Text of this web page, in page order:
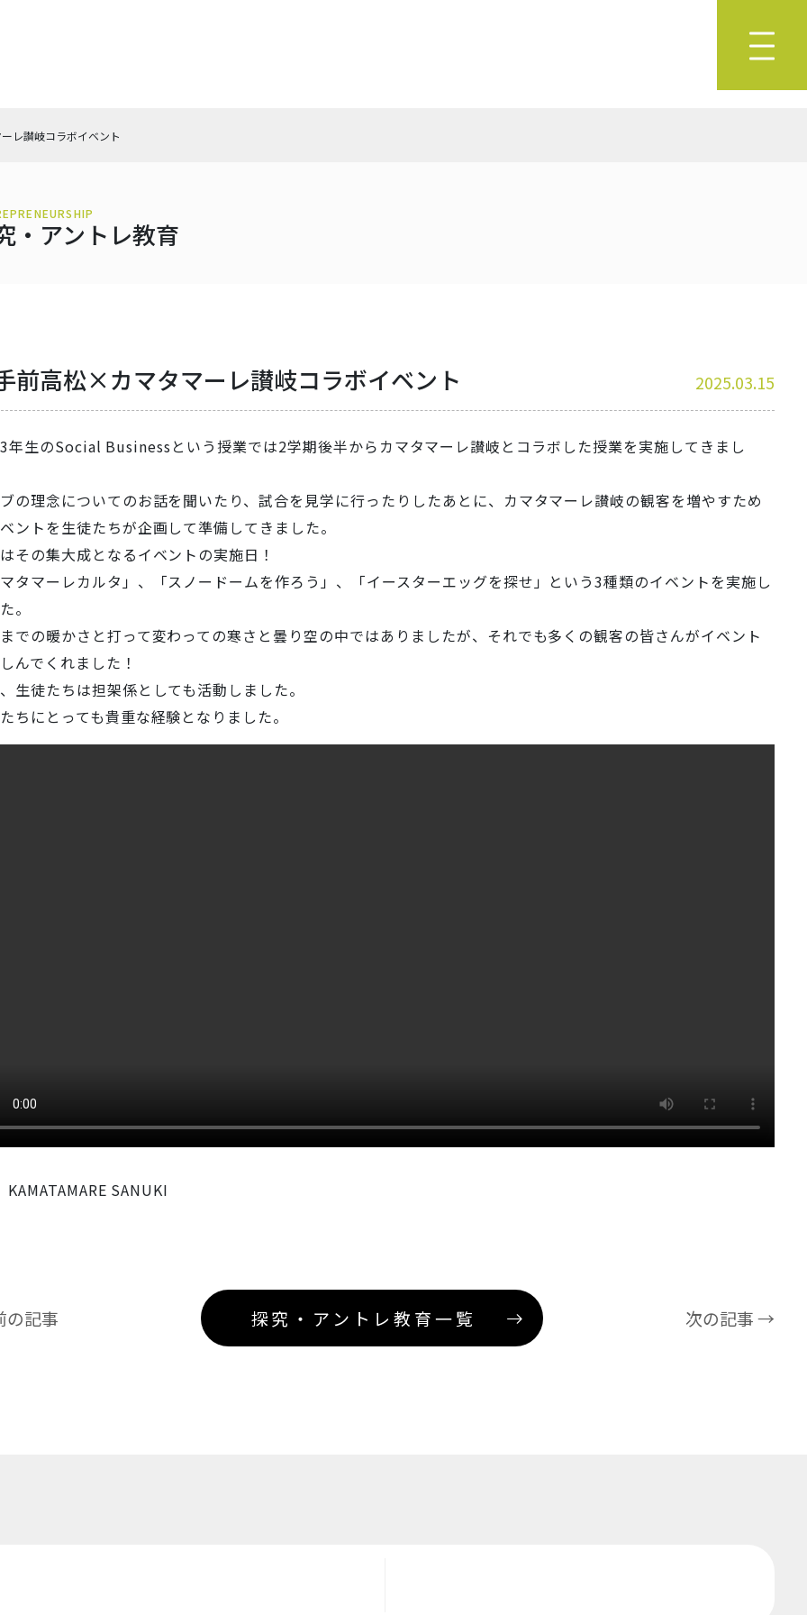
レ讃岐コラボイベント
・アントレ教育
前高松×カマタマーレ讃岐コラボイベント 2025.03.15
年生のSocial Businessという授業では2学期後半からカマタマーレ讃岐とコラボした授業を実施してきまし
の理念についてのお話を聞いたり、試合を見学に行ったりしたあとに、カマタマーレ讃岐の観客を増やすため
ントを生徒たちが企画して準備してきました。
その集大成となるイベントの実施日！
タマーレカルタ」、「スノードームを作ろう」、「イースターエッグを探せ」という3種類のイベントを実施し
。
での暖かさと打って変わっての寒さと曇り空の中ではありましたが、それでも多くの観客の皆さんがイベント
んでくれました！
生徒たちは担架係としても活動しました。
ちにとっても貴重な経験となりました。
KAMATAMARE SANUKI
記事 次の記事 →
探究・アントレ教育一覧